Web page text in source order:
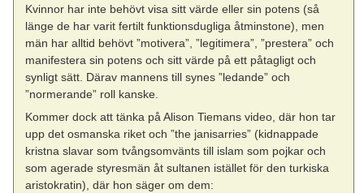
Kvinnor har inte behövt visa sitt värde eller sin potens (så
länge de har varit fertilt funktionsdugliga åtminstone), men
män har alltid behövt ”motivera”, ”legitimera”, ”prestera” och
manifestera sin potens och sitt värde på ett påtagligt och
synligt sätt. Därav mannens till synes ”ledande” och
”normerande” roll kanske.
Kommer dock att tänka på Alison Tiemans video, där hon tar
upp det osmanska riket och ”the janisarries” (kidnappade
kristna slavar som tvångsomvänts till islam som pojkar och
som agerade styresmän åt sultanen istället för den turkiska
aristokratin), där hon säger om dem: